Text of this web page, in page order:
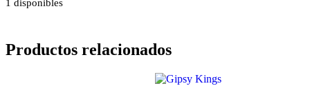
1 disponibles
Productos relacionados